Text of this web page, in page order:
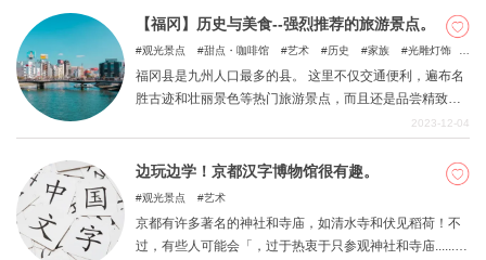
【福冈】历史与美食--强烈推荐的旅游景点。
观光景点 甜点・咖啡馆 艺术 历史 家族
光雕灯饰
福冈县是九州人口最多的县。 这里不仅交通便利，遍布名
胜古迹和壮丽景色等热门旅游景点，而且还是品尝精致美
2023-12-04
边玩边学！京都汉字博物馆很有趣。
观光景点 艺术
京都有许多著名的神社和寺庙，如清水寺和伏见稻荷！不
过，有些人可能会「，过于热衷于只参观神社和寺庙......」